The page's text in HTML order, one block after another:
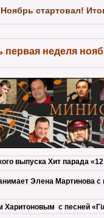
стартовал!
первая неделя
выпуска Хит парада
Элена Мартинова
Харитоновым с песней